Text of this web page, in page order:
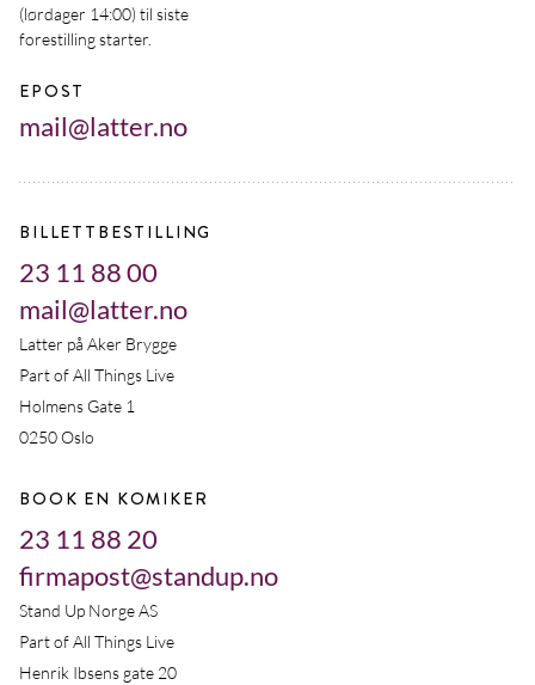
(lørdager 14:00) til siste
forestilling starter.
EPOST
mail@latter.no
BILLETTBESTILLING
23 11 88 00
mail@latter.no
Latter på Aker Brygge
Part of All Things Live
Holmens Gate 1
0250 Oslo
BOOK EN KOMIKER
23 11 88 20
firmapost@standup.no
Stand Up Norge AS
Part of All Things Live
Henrik Ibsens gate 20